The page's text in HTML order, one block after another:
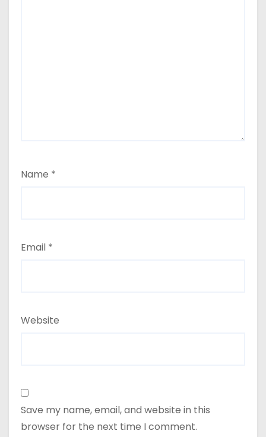
Name *
Email *
Website
Save my name, email, and website in this
browser for the next time I comment.